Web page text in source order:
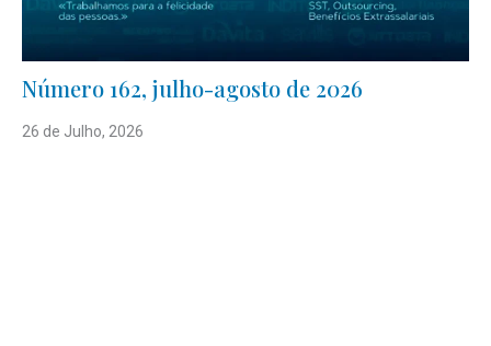
Número 162, julho-agosto de 2026
26 de Julho, 2026